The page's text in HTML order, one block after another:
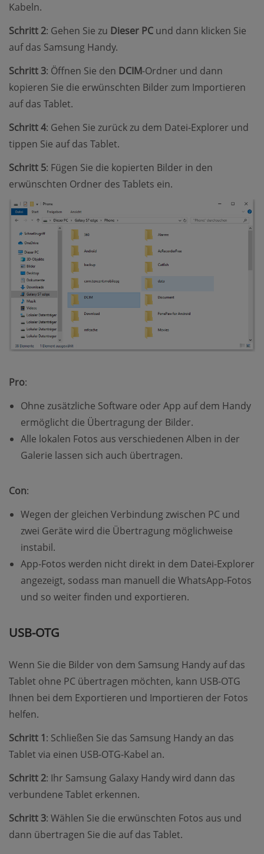
Kabeln.
Schritt 2: Gehen Sie zu Dieser PC und dann klicken Sie
auf das Samsung Handy.
Schritt 3: Öffnen Sie den DCIM-Ordner und dann
kopieren Sie die erwünschten Bilder zum Importieren
auf das Tablet.
Schritt 4: Gehen Sie zurück zu dem Datei-Explorer und
tippen Sie auf das Tablet.
Schritt 5: Fügen Sie die kopierten Bilder in den
erwünschten Ordner des Tablets ein.
Pro:
Ohne zusätzliche Software oder App auf dem Handy
ermöglicht die Übertragung der Bilder.
Alle lokalen Fotos aus verschiedenen Alben in der
Galerie lassen sich auch übertragen.
Con:
Wegen der gleichen Verbindung zwischen PC und
zwei Geräte wird die Übertragung möglichweise
instabil.
App-Fotos werden nicht direkt in dem Datei-Explorer
angezeigt, sodass man manuell die WhatsApp-Fotos
und so weiter finden und exportieren.
USB-OTG
Wenn Sie die Bilder von dem Samsung Handy auf das
Tablet ohne PC übertragen möchten, kann USB-OTG
Ihnen bei dem Exportieren und Importieren der Fotos
helfen.
Schritt 1: Schließen Sie das Samsung Handy an das
Tablet via einen USB-OTG-Kabel an.
Schritt 2: Ihr Samsung Galaxy Handy wird dann das
verbundene Tablet erkennen.
Schritt 3: Wählen Sie die erwünschten Fotos aus und
dann übertragen Sie die auf das Tablet.